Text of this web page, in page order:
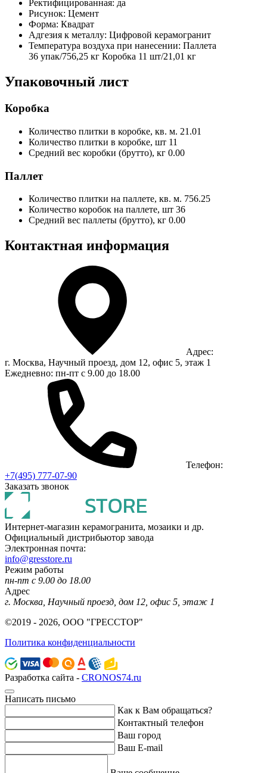
Ректифицированная: да
Рисунок: Цемент
Форма: Квадрат
Адгезия к металлу: Цифровой керамогранит
Температура воздуха при нанесении: Паллета
36 упак/756,25 кг Коробка 11 шт/21,01 кг
Упаковочный лист
Коробка
Количество плитки в коробке, кв. м. 21.01
Количество плитки в коробке, шт 11
Средний вес коробки (брутто), кг 0.00
Паллет
Количество плитки на паллете, кв. м. 756.25
Количество коробок на паллете, шт 36
Средний вес паллеты (брутто), кг 0.00
Контактная информация
Адрес:
г. Москва, Научный проезд, дом 12, офис 5, этаж 1
Ежедневно: пн-пт с 9.00 до 18.00
Телефон:
+7(495) 777-07-90
Заказать звонок
Интернет-магазин керамогранита, мозаики и др.
Официальный дистрибьютор завода
Электронная почта:
info@gresstore.ru
Режим работы
пн-пт с 9.00 до 18.00
Адрес
г. Москва, Научный проезд, дом 12, офис 5, этаж 1
©2019 - 2026, ООО "ГРЕССТОР"
Политика конфиденциальности
Разработка сайта - CRONOS74.ru
Написать письмо
Как к Вам обращаться?
Контактный телефон
Ваш город
Ваш E-mail